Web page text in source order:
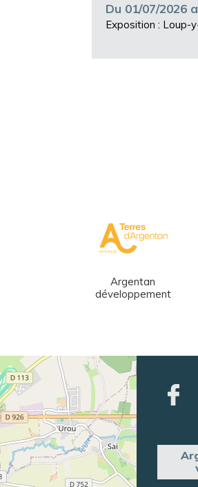
Du 01/07/2026
Exposition : Loup-
Argentan
développement